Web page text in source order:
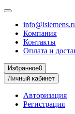
Компания
Контакты
Оплата и
Избранное0
Личный кабинет
Авторизация
Регистрация